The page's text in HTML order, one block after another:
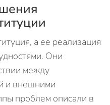
а ее реализация
Они
между
и внешними
проблем описали в